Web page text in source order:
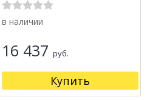
в наличии
16 437 руб.
Купить